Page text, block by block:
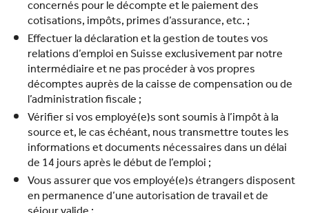
concernés pour le décompte et le paiement des
cotisations, impôts, primes d’assurance, etc. ;
Effectuer la déclaration et la gestion de toutes vos
relations d’emploi en Suisse exclusivement par notre
intermédiaire et ne pas procéder à vos propres
décomptes auprès de la caisse de compensation ou de
l’administration fiscale ;
Vérifier si vos employé(e)s sont soumis à l’impôt à la
source et, le cas échéant, nous transmettre toutes les
informations et documents nécessaires dans un délai
de 14 jours après le début de l’emploi ;
Vous assurer que vos employé(e)s étrangers disposent
en permanence d’une autorisation de travail et de